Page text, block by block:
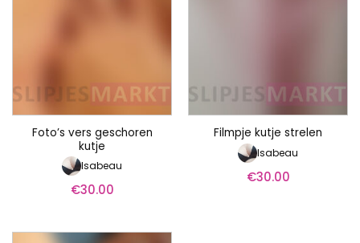
Foto’s vers geschoren
kutje
Isabeau
€30.00
Filmpje kutje strelen
Isabeau
€30.00